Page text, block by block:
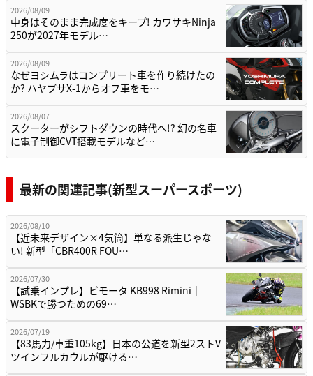
2026/08/09
中身はそのまま完成度をキープ! カワサキNinja
250が2027年モデル…
2026/08/09
なぜヨシムラはコンプリート車を作り続けたの
か? ハヤブサX-1からオフ車をモ…
2026/08/07
スクーターがシフトダウンの時代へ!? 幻の名車
に電子制御CVT搭載モデルなど…
最新の関連記事(新型スーパースポーツ)
2026/08/10
【近未来デザイン×4気筒】単なる派生じゃな
い! 新型「CBR400R FOU…
2026/07/30
【試乗インプレ】ビモータ KB998 Rimini｜
WSBKで勝つための69…
2026/07/19
【83馬力/車重105kg】日本の公道を新型2ストV
ツインフルカウルが駆ける…